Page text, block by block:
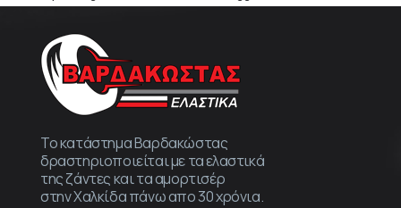
Το κατάστημα Βαρδακώστας
δραστηριοποιείται με τα ελαστικά
της ζάντες και τα αμορτισέρ
στην Χαλκίδα πάνω απο 30 χρόνια.